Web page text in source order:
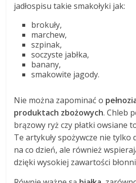
jadłospisu takie smakołyki jak:
brokuły,
marchew,
szpinak,
soczyste jabłka,
banany,
smakowite jagody.
Nie można zapominać o
produktach zbożowych. Chleb
brązowy ryż czy płatki owsiane
Te artykuły spożywcze nie tylko
na co dzień, ale również
dzięki wysokiej zawartości